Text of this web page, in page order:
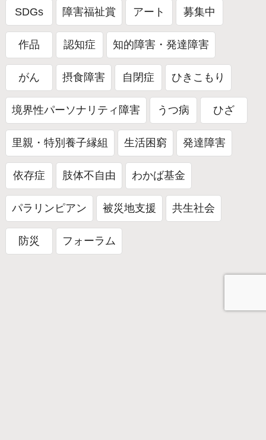
SDGs 障害福祉賞 アート 募集中
作品 認知症 知的障害・発達障害
がん 摂食障害 自閉症 ひきこもり
境界性パーソナリティ障害 うつ病 ひざ
里親・特別養子縁組 生活困窮 発達障害
依存症 肢体不自由 わかば基金
パラリンピアン 被災地支援 共生社会
防災 フォーラム